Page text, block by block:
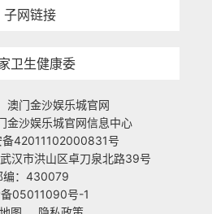
子网链接
卫生健康委
澳门金沙娱乐城官网
金沙娱乐城官网信息中心
备42011102000831号
汉市洪山区卓刀泉北路39号
编：430079
05011090号-1